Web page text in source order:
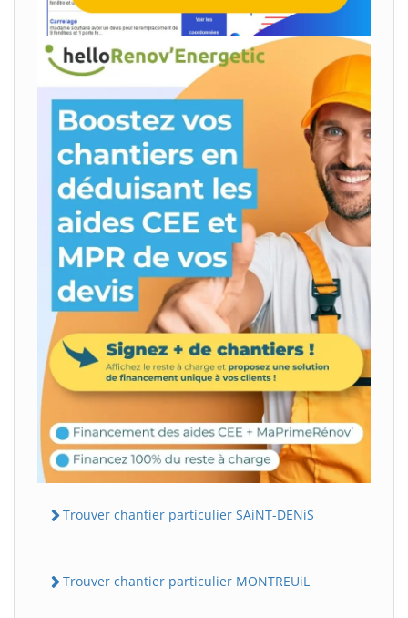
Trouver chantier particulier SAiNT-DENiS
Trouver chantier particulier MONTREUiL